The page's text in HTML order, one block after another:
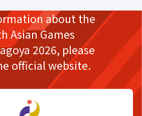
about the
Asian Games
2026, please
official website.